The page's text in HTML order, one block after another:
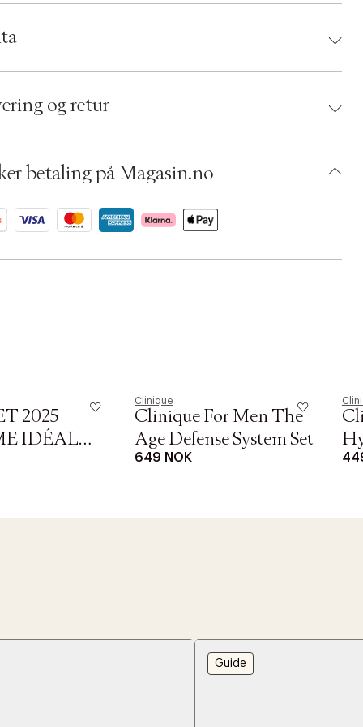
5712350504002
04994223
og retur
betaling på Magasin.no
2025
IDÉAL
+
Clinique
Clinique For Men The
Age Defense System Set
649 NOK
Guide